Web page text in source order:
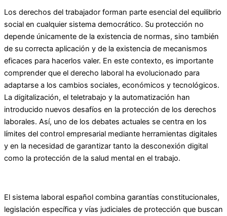
Los derechos del trabajador forman parte esencial del equilibrio
social en cualquier sistema democrático. Su protección no
depende únicamente de la existencia de normas, sino también
de su correcta aplicación y de la existencia de mecanismos
eficaces para hacerlos valer. En este contexto, es importante
comprender que el derecho laboral ha evolucionado para
adaptarse a los cambios sociales, económicos y tecnológicos.
La digitalización, el teletrabajo y la automatización han
introducido nuevos desafíos en la protección de los derechos
laborales. Así, uno de los debates actuales se centra en los
límites del control empresarial mediante herramientas digitales
y en la necesidad de garantizar tanto la desconexión digital
como la protección de la salud mental en el trabajo.
El sistema laboral español combina garantías constitucionales,
legislación específica y vías judiciales de protección que buscan